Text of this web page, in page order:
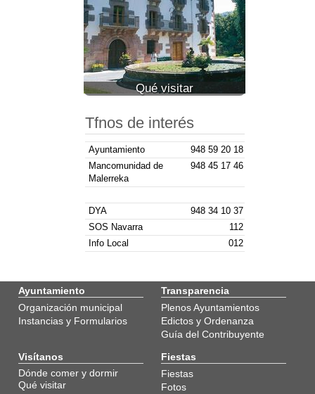
Qué visitar
Tfnos de interés
Ayuntamiento
948 59 20 18
Mancomunidad de
Malerreka
948 45 17 46
DYA
948 34 10 37
SOS Navarra
112
Info Local
012
Ayuntamiento
Organización municipal
Instancias y Formularios
Transparencia
Plenos Ayuntamientos
Edictos y Ordenanza
Guía del Contribuyente
Visítanos
Dónde comer y dormir
Qué visitar
Fiestas
Fiestas
Fotos